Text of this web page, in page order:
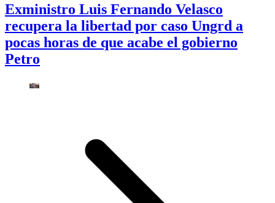
Exministro Luis Fernando Velasco
recupera la libertad por caso Ungrd a
pocas horas de que acabe el gobierno
Petro